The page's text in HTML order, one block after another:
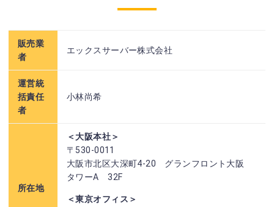
販売業
者
エックスサーバー株式会社
運営統
括責任
者
小林尚希
所在地
＜大阪本社＞
〒530-0011
大阪市北区大深町4-20 グランフロント大阪
タワーA 32F
＜東京オフィス＞